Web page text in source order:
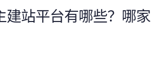
建站平台有哪些？哪家